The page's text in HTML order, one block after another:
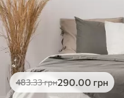
483.33грн290.00 грн